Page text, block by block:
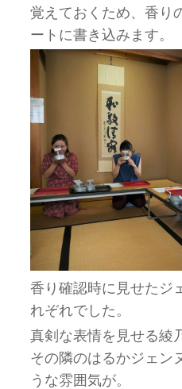
覚えておくため、香り
ートに書き込みます。
香り確認時に見せたジ
れぞれでした。
真剣な表情を見せる綾
その隣のはるかジェン
うな雰囲気が。